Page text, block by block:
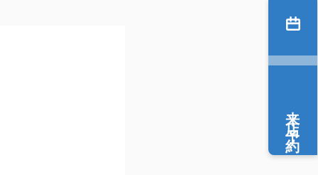
来店予約